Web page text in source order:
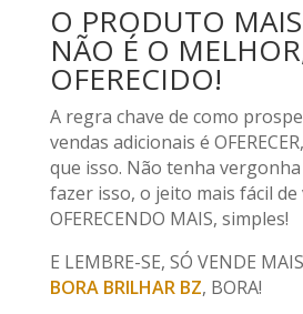
O PRODUTO
NÃO É O
OFERECIDO!
A regra chave de como
vendas adicionais é
que isso. Não tenha
fazer isso, o jeito mais fácil de
OFERECENDO MAIS, simples!
E LEMBRE-SE, SÓ VENDE
BORA BRILHAR BZ, BORA!